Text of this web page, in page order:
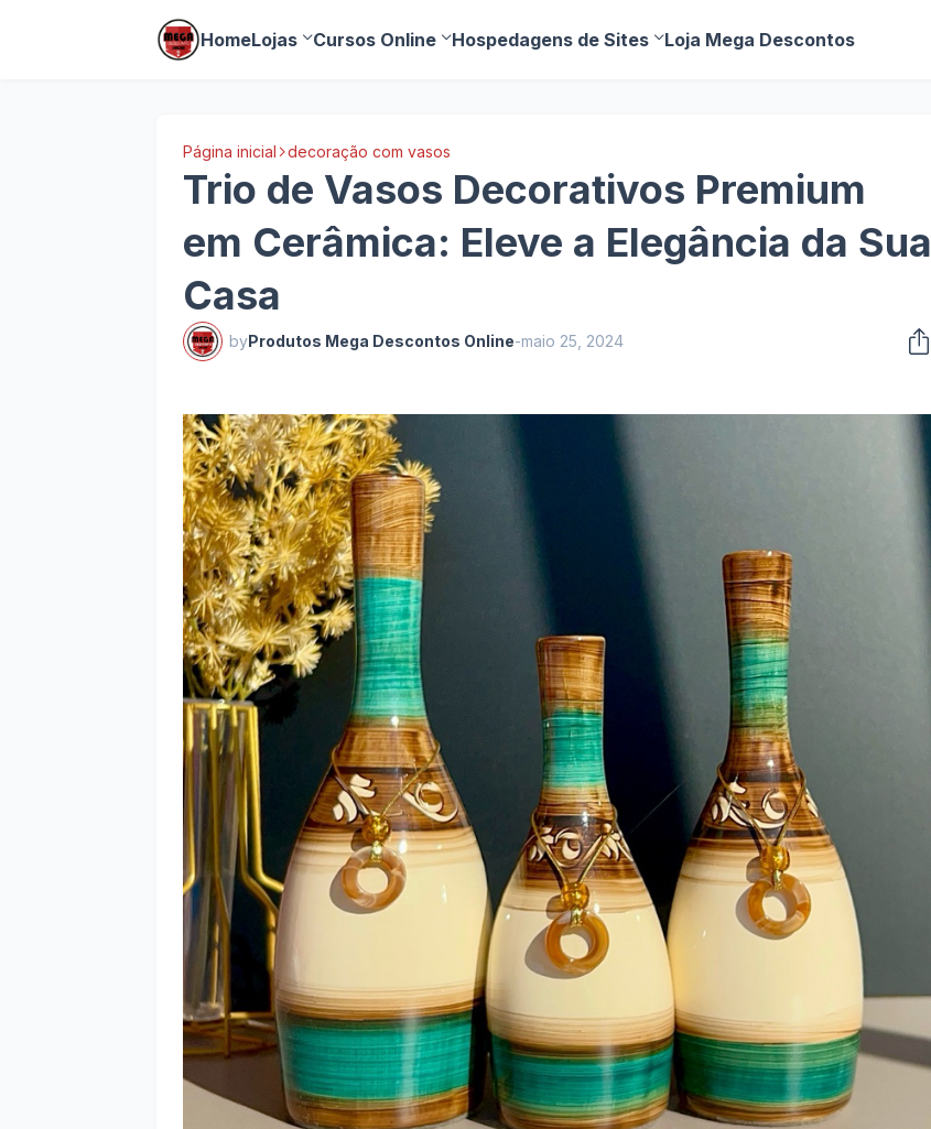
HomeLojas Cursos Online Hospedagens de Sites Loja Mega Descontos
Página inicial decoração com vasos
Trio de Vasos Decorativos Premium
em Cerâmica: Eleve a Elegância da Sua
Casa
byProdutos Mega Descontos Online-maio 25, 2024